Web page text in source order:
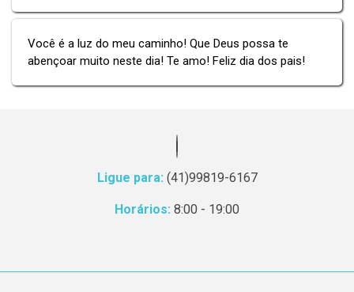
Você é a luz do meu caminho! Que Deus possa te
abençoar muito neste dia! Te amo! Feliz dia dos pais!
Ligue para: (41)99819-6167
Horários: 8:00 - 19:00